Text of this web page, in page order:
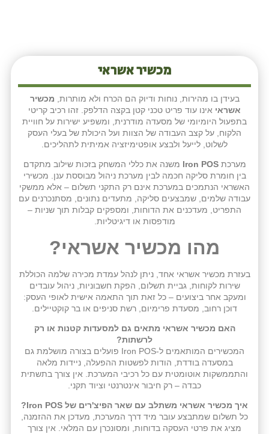
מכשיר אשראי
בעידן בו מהירות, נוחות ודיוק הם הכרח ולא מותרות, מכשיר
אשראי אינו עוד פריט טכני קטן בקצה הדלפק. זהו רכיב קריטי
בתפעול היומיומי של מסעדה מודרנית, ומשפיע ישירות על חוויית
הלקוח, על קצב העבודה של הצוות ועל היכולת של בעלי העסק
לשלוט, לייעל ולבצע אופטימיזציה אמיתית לתהליכים.
מערכתIron POS משנה את כללי המשחק בזכות שילוב מתקדם
בין חומרת סליקה חכמה לבין מערכת ניהול מבוססת ענן. מכשירי
האשראי הנתמכים במערכת אינם רק התקני תשלום – אלא ממשקי
עבודה שלמים, שמבצעים סליקה, מתעדים נתונים, מסתנכרנים עם
התפריט, מעדכנים את הדוחות, ומספקים קבלות תוך שניות –
מודפסות או דיגיטליות.
מהו מכשיר אשראי?
בעזרת מכשיר אשראי אחד, ניתן לנהל עמדת מכירה שלמה הכוללת
שירות לקוחות, גביית תשלום, הפקת חשבוניות, ניהול עובדים
ומעקב אחר ביצועים – כל זאת תוך התאמה אישית לאופי העסק:
דוכן רחוב, מסעדת פרימיום, רשת סניפים או בר קוקטיילים.
האם מכשיר אשראי מתאים גם למסעדות קטנות או רק
לרשתות?
המכשירים המותאמים ל-Iron POS פועלים בצורה מושלמת גם
במסעדה בודדת, הודות לפשטות ההפעלה, ניידות מלאה
והתממשקות אוטומטית עם כל רכיבי המערכת. אין צורך בתשתית
כבדה – רק חיבור אינטרנטי וציוד תקני.
איך מכשיר אשראי משתלב עם שאר הפיצ'רים של Iron POS?
כל תשלום שמתבצע עובר מיד דרך המערכת, מעדכן את ההזמנה,
מציג את פרטי העסקה בדוחות, ומסונכרן עם המלאי. אין צורך